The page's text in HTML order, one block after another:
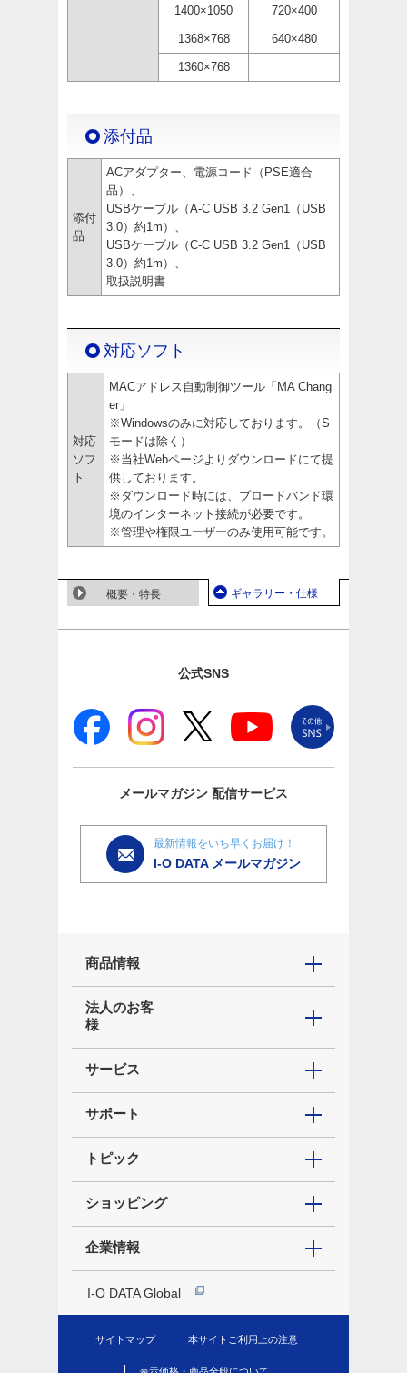
1400×1050 720×400
1368×768 640×480
1360×768
添付品
添付
品
ACアダプター、電源コード（PSE適合
品）、
USBケーブル（A-C USB 3.2 Gen1（USB
3.0）約1m）、
USBケーブル（C-C USB 3.2 Gen1（USB
3.0）約1m）、
取扱説明書
対応ソフト
対応
ソフ
ト
MACアドレス自動制御ツール「MA Chang
er」
※Windowsのみに対応しております。（S
モードは除く）
※当社Webページよりダウンロードにて提
供しております。
※ダウンロード時には、ブロードバンド環
境のインターネット接続が必要です。
※管理や権限ユーザーのみ使用可能です。
概要・特長 ギャラリー・仕様
公式SNS
メールマガジン 配信サービス
最新情報をいち早くお届け！
I-O DATA メールマガジン
商品情報
法人のお客
様
サービス
サポート
トピック
ショッピング
企業情報
I-O DATA Global
サイトマップ 本サイトご利用上の注意